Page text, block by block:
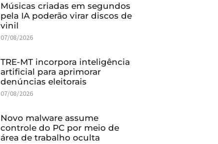
Músicas criadas em segundos
pela IA poderão virar discos de
vinil
07/08/2026
TRE-MT incorpora inteligência
artificial para aprimorar
denúncias eleitorais
07/08/2026
Novo malware assume
controle do PC por meio de
área de trabalho oculta